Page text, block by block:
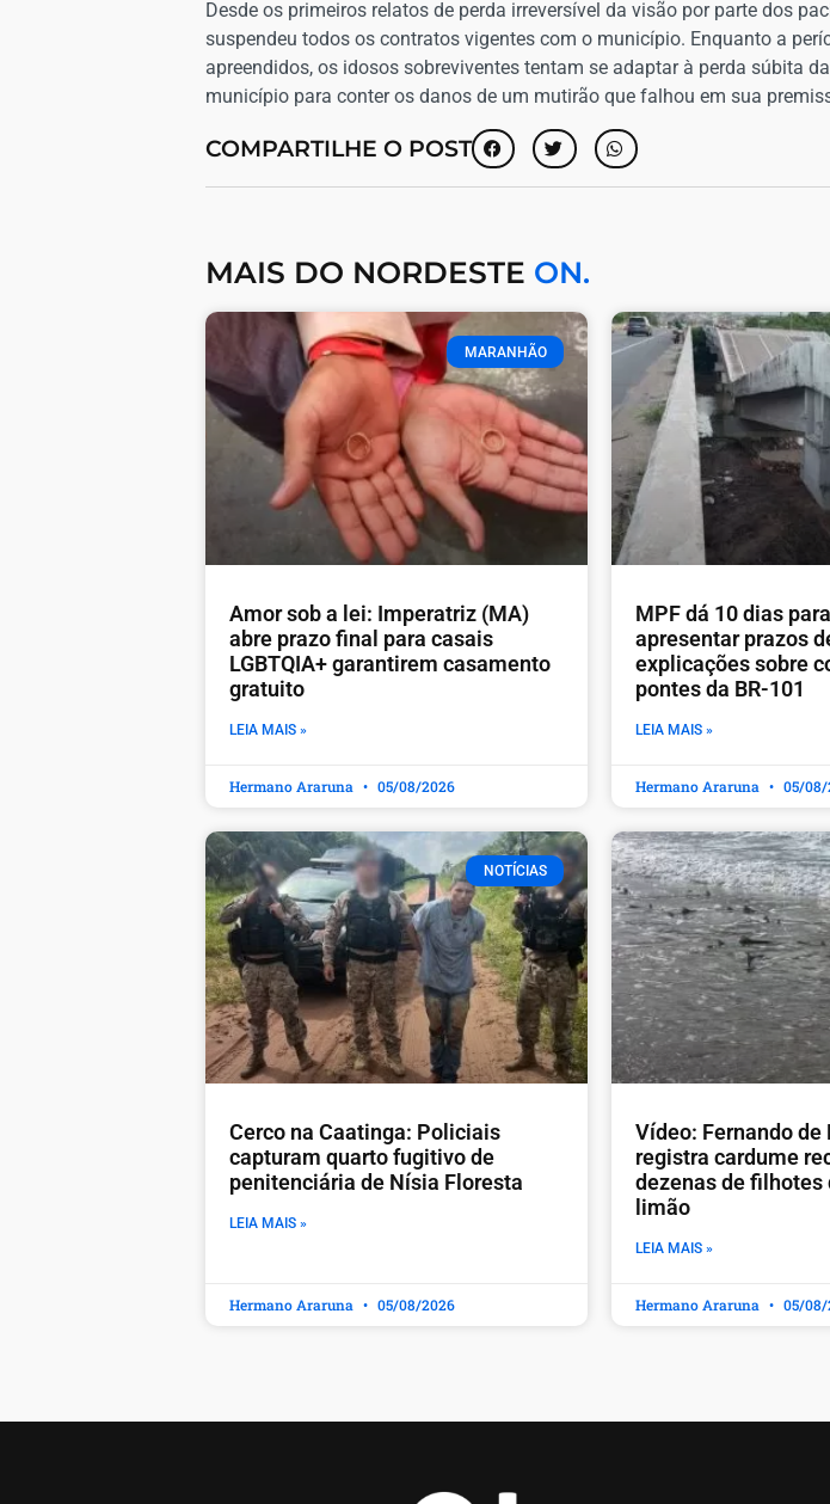
​Desde os primeiros relatos de perda irreversível da visão por parte dos
suspendeu todos os contratos vigentes com o município. Enquanto a
apreendidos, os idosos sobreviventes tentam se adaptar à perda súbita
município para conter os danos de um mutirão que falhou em sua
COMPARTILHE O POST
MAIS DO NORDESTE ON.
MARANHÃO
Amor sob a lei: Imperatriz (MA)
abre prazo final para casais
LGBTQIA+ garantirem casamento
gratuito
LEIA MAIS »
Hermano Araruna 05/08/2026
MPF dá 10 dias
apresentar prazos
explicações sobre
pontes da BR-101
LEIA MAIS »
Hermano Araruna 05/
NOTÍCIAS
Cerco na Caatinga: Policiais
capturam quarto fugitivo de
penitenciária de Nísia Floresta
LEIA MAIS »
Hermano Araruna 05/08/2026
Vídeo: Fernando de
registra cardume
dezenas de filhotes
limão
LEIA MAIS »
Hermano Araruna 05/